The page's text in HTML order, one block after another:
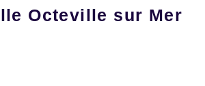
Octeville sur Mer